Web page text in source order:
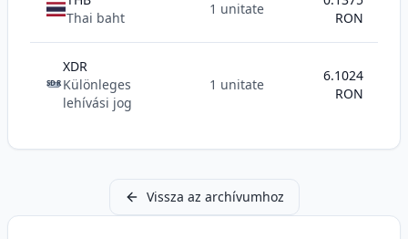
Thai baht
1 unitate
RON
SDR
XDR
Különleges
lehívási jog
1 unitate
6.1024
RON
Vissza az archívumhoz